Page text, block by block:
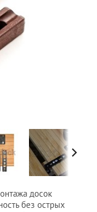
досок
без острых